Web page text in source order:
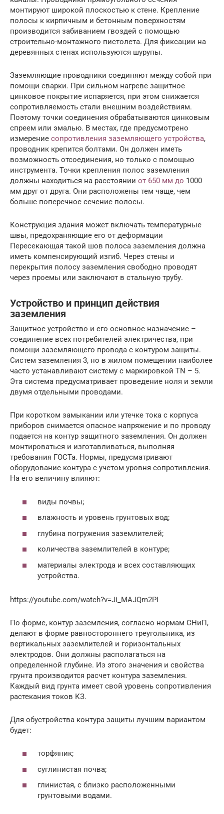
монтируют широкой плоскостью к стене. Крепление
полосы к кирпичным и бетонным поверхностям
производится забиванием гвоздей с помощью
строительно-монтажного пистолета. Для фиксации на
деревянных стенах используются шурупы.
Заземляющие проводники соединяют между собой при
помощи сварки. При сильном нагреве защитное
цинковое покрытие испаряется, при этом снижается
сопротивляемость стали внешним воздействиям.
Поэтому точки соединения обрабатываются цинковым
спреем или эмалью. В местах, где предусмотрено
измерение сопротивления заземляющего устройства,
проводник крепится болтами. Он должен иметь
возможность отсоединения, но только с помощью
инструмента. Точки крепления полос заземления
должны находиться на расстоянии от 650 мм до 1000
мм друг от друга. Они расположены тем чаще, чем
больше поперечное сечение полосы.
Конструкция здания может включать температурные
швы, предохраняющие его от деформации
Пересекающая такой шов полоса заземления должна
иметь компенсирующий изгиб. Через стены и
перекрытия полосу заземления свободно проводят
через проемы или заключают в стальную трубу.
Устройство и принцип действия
заземления
Защитное устройство и его основное назначение –
соединение всех потребителей электричества, при
помощи заземляющего провода с контуром защиты.
Систем заземления 3, но в жилом помещении наиболее
часто устанавливают систему с маркировкой TN – 5.
Эта система предусматривает проведение ноля и земли
двумя отдельными проводами.
При коротком замыкании или утечке тока с корпуса
приборов снимается опасное напряжение и по проводу
подается на контур защитного заземления. Он должен
монтироваться и изготавливаться, выполняя
требования ГОСТа. Нормы, предусматривают
оборудование контура с учетом уровня сопротивления.
На его величину влияют:
виды почвы;
влажность и уровень грунтовых вод;
глубина погружения заземлителей;
количества заземлителей в контуре;
материалы электрода и всех составляющих
устройства.
https://youtube.com/watch?v=Ji_MAJQm2PI
По форме, контур заземления, согласно нормам СНиП,
делают в форме равностороннего треугольника, из
вертикальных заземлителей и горизонтальных
электродов. Они должны располагаться на
определенной глубине. Из этого значения и свойства
грунта производится расчет контура заземления.
Каждый вид грунта имеет свой уровень сопротивления
растекания токов КЗ.
Для обустройства контура защиты лучшим вариантом
будет:
торфяник;
суглинистая почва;
глинистая, с близко расположенными
грунтовыми водами.